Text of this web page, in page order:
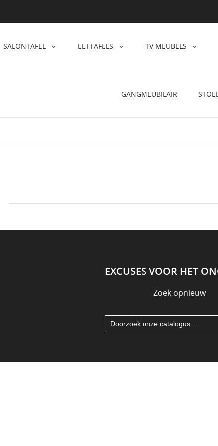
SALONTAFEL EETTAFELS TV MEUBELS
GANGMEUBILAIR
EXCUSES VOOR HET
Zoek opnieuw